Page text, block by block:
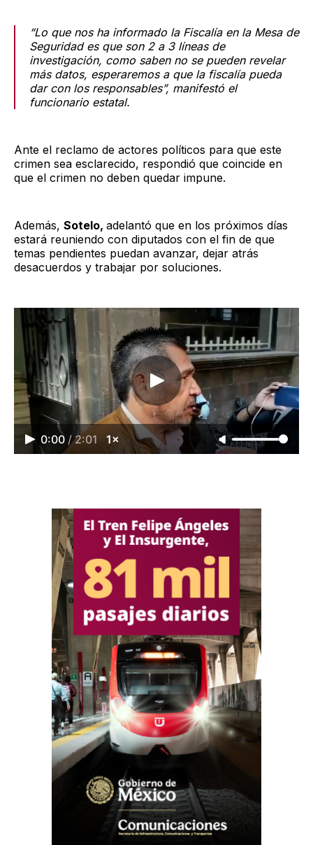
“Lo que nos ha informado la Fiscalía en la Mesa de
Seguridad es que son 2 a 3 líneas de
investigación, como saben no se pueden revelar
más datos, esperaremos a que la fiscalía pueda
dar con los responsables”, manifestó el
funcionario estatal.
Ante el reclamo de actores políticos para que este
crimen sea esclarecido, respondió que coincide en
que el crimen no deben quedar impune.
Además, Sotelo, adelantó que en los próximos días
estará reuniendo con diputados con el fin de que
temas pendientes puedan avanzar, dejar atrás
desacuerdos y trabajar por soluciones.
0:00 / 2:01 1×